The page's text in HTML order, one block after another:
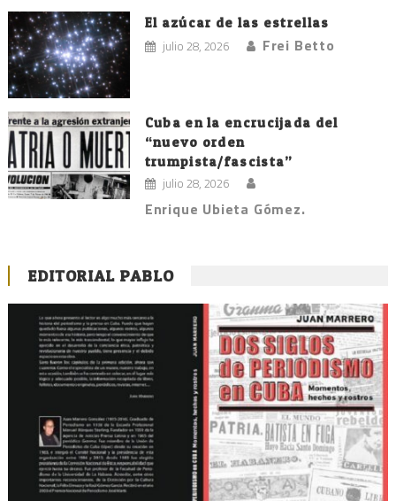
El azúcar de las estrellas
julio 28, 2026 Frei Betto
Cuba en la encrucijada del
“nuevo orden
trumpista/fascista”
julio 28, 2026
Enrique Ubieta Gómez.
EDITORIAL PABLO